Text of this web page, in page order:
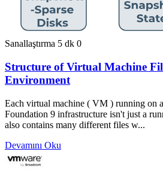
Sanallaştırma 5 dk 0
Structure of Virtual Machine
Environment
Each virtual machine ( VM ) running on
Foundation 9 infrastructure isn't just a
also contains many different files w...
Devamını Oku